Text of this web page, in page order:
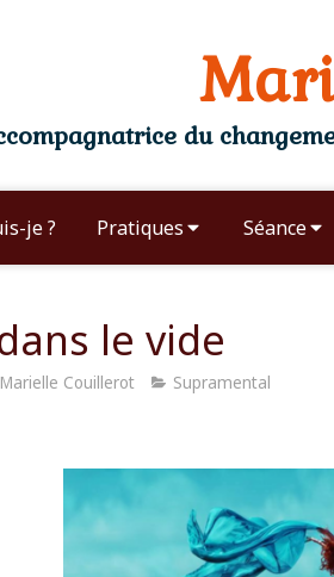
du
je ? Pratiques Séance
le vide
Marielle Couillerot Supramental